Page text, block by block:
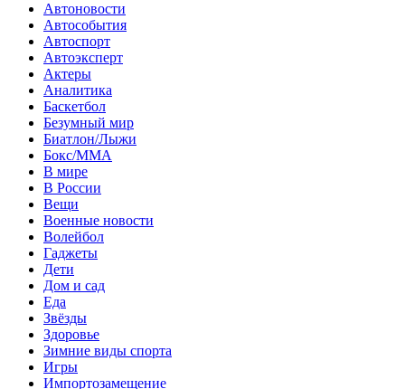
Автоновости
Автособытия
Автоспорт
Автоэксперт
Актеры
Аналитика
Баскетбол
Безумный мир
Биатлон/Лыжи
Бокс/MMA
В мире
В России
Вещи
Военные новости
Волейбол
Гаджеты
Дети
Дом и сад
Еда
Звёзды
Здоровье
Зимние виды спорта
Игры
Импортозамещение